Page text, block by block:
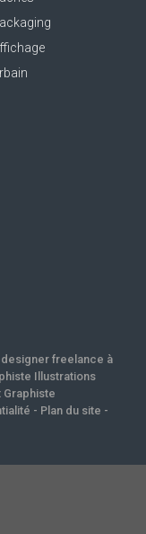
freelance à
Illustrations
Graphiste
- Plan du site -